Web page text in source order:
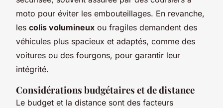
moto pour éviter les embouteillages. En revanche,
les colis volumineux ou fragiles demandent des
véhicules plus spacieux et adaptés, comme des
voitures ou des fourgons, pour garantir leur
intégrité.
Considérations budgétaires et de distance
Le budget et la distance sont des facteurs